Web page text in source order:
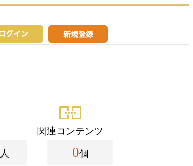
人
関連コンテンツ
0個